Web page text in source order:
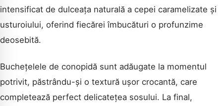
intensificat de dulceața naturală a cepei caramelizate și
usturoiului, oferind fiecărei îmbucături o profunzime
deosebită.
Buchețelele de conopidă sunt adăugate la momentul
potrivit, păstrându-și o textură ușor crocantă, care
completează perfect delicatețea sosului. La final,